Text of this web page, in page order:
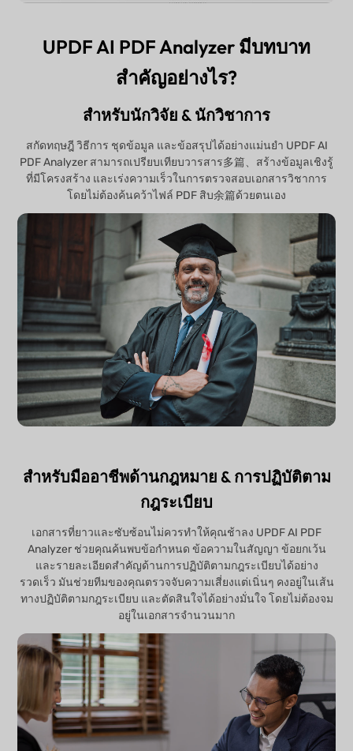
UPDF AI PDF Analyzer มีบทบาท
สำคัญอย่างไร?
สำหรับนักวิจัย & นักวิชาการ
สกัดทฤษฎี วิธีการ ชุดข้อมูล และข้อสรุปได้อย่างแม่นยำ UPDF AI
PDF Analyzer สามารถเปรียบเทียบวารสาร多篇、สร้างข้อมูลเชิงรู้
ที่มีโครงสร้าง และเร่งความเร็วในการตรวจสอบเอกสารวิชาการ
โดยไม่ต้องค้นคว้าไฟล์ PDF สิบ余篇ด้วยตนเอง
สำหรับมืออาชีพด้านกฎหมาย & การปฏิบัติตาม
กฎระเบียบ
เอกสารที่ยาวและซับซ้อนไม่ควรทำให้คุณช้าลง UPDF AI PDF
Analyzer ช่วยคุณค้นพบข้อกำหนด ข้อความในสัญญา ข้อยกเว้น
และรายละเอียดสำคัญด้านการปฏิบัติตามกฎระเบียบได้อย่าง
รวดเร็ว มันช่วยทีมของคุณตรวจจับความเสี่ยงแต่เนิ่นๆ คงอยู่ในเส้น
ทางปฏิบัติตามกฎระเบียบ และตัดสินใจได้อย่างมั่นใจ โดยไม่ต้องจม
อยู่ในเอกสารจำนวนมาก